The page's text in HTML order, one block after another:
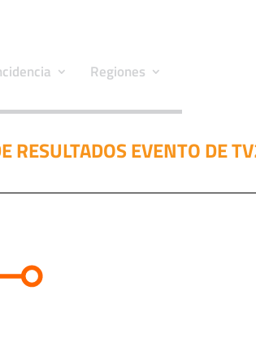
Regiones
RESULTADOS EVENTO DE